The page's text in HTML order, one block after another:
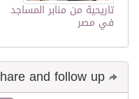
تاريحية من منابر المساجد
في مصر